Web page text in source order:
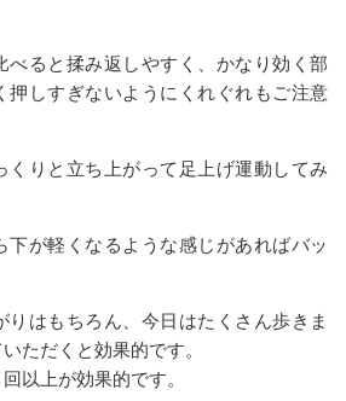
べると揉み返しやすく、かなり効く部
押しすぎないようにくれぐれもご注意
くりと立ち上がって足上げ運動してみ
下が軽くなるような感じがあればバッ
りはもちろん、今日はたくさん歩きま
ただくと効果的です。
以上が効果的です。